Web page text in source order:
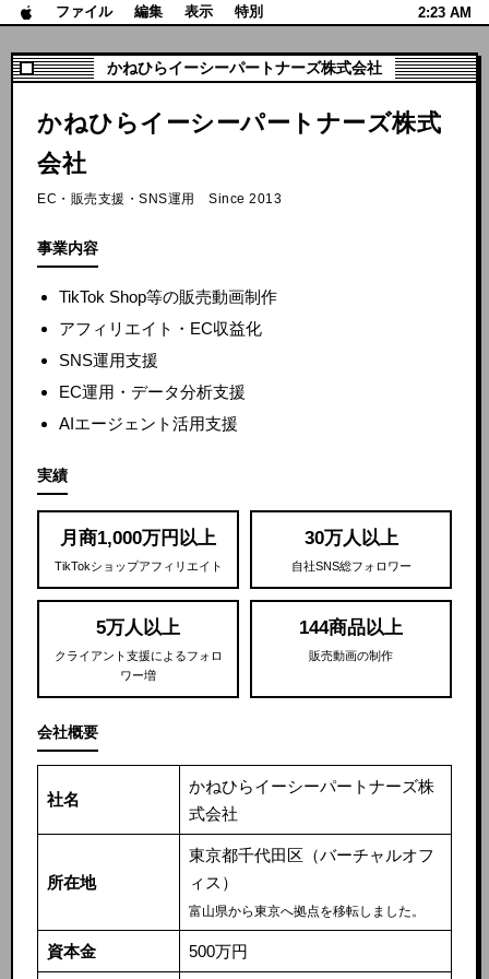
ファイル 編集 表示 特別 2:23 AM
かねひらイーシーパートナーズ株式会社
かねひらイーシーパートナーズ株式
会社
EC・販売支援・SNS運用 Since 2013
事業内容
TikTok Shop等の販売動画制作
アフィリエイト・EC収益化
SNS運用支援
EC運用・データ分析支援
AIエージェント活用支援
実績
月商1,000万円以上
TikTokショップアフィリエイト
30万人以上
自社SNS総フォロワー
5万人以上
クライアント支援によるフォロ
ワー増
144商品以上
販売動画の制作
会社概要
社名
かねひらイーシーパートナーズ株
式会社
所在地
東京都千代田区（バーチャルオフ
ィス）
富山県から東京へ拠点を移転しました。
資本金 500万円